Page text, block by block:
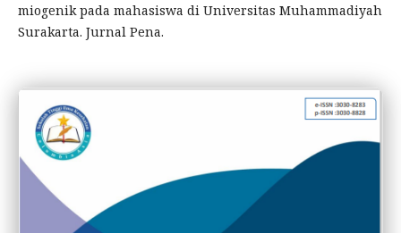
miogenik pada mahasiswa di Universitas Muhammadiyah
Surakarta. Jurnal Pena.